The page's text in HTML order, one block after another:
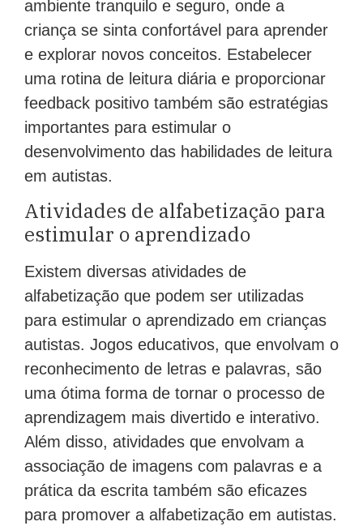
ambiente tranquilo e seguro, onde a
criança se sinta confortável para aprender
e explorar novos conceitos. Estabelecer
uma rotina de leitura diária e proporcionar
feedback positivo também são estratégias
importantes para estimular o
desenvolvimento das habilidades de leitura
em autistas.
Atividades de alfabetização para
estimular o aprendizado
Existem diversas atividades de
alfabetização que podem ser utilizadas
para estimular o aprendizado em crianças
autistas. Jogos educativos, que envolvam o
reconhecimento de letras e palavras, são
uma ótima forma de tornar o processo de
aprendizagem mais divertido e interativo.
Além disso, atividades que envolvam a
associação de imagens com palavras e a
prática da escrita também são eficazes
para promover a alfabetização em autistas.